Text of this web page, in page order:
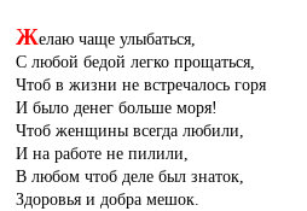
Желаю чаще улыбаться,
С любой бедой легко прощаться,
Чтоб в жизни не встречалось горя
И было денег больше моря!
Чтоб женщины всегда любили,
И на работе не пилили,
В любом чтоб деле был знаток,
Здоровья и добра мешок.